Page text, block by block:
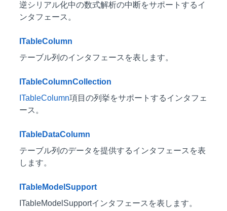
逆シリアル化中の数式解析の中断をサポートするイ
ンタフェース。
ITableColumn
テーブル列のインタフェースを表します。
ITableColumnCollection
ITableColumn項目の列挙をサポートするインタフェ
ース。
ITableDataColumn
テーブル列のデータを提供するインタフェースを表
します。
ITableModelSupport
ITableModelSupportインタフェースを表します。